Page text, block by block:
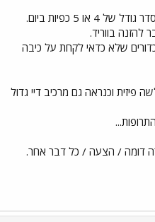
5 כפיות ביום.
להזנה בווריד.
שלא כדאי לקחת על כיבה
פיזית וכנראה גם מרכיב דיי גדול
דומה / הצעה / כל דבר אחר.